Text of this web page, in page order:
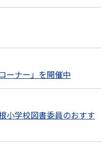
ーナー」を開催中
小学校図書委員のおすす